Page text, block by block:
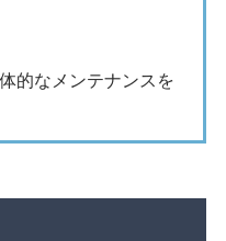
的なメンテナンスを